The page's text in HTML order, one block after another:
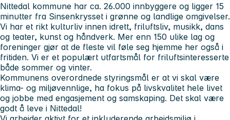
Nittedal kommune har ca. 26.000 innbyggere og ligger 15
minutter fra Sinsenkrysset i grønne og landlige omgivelser.
Vi har et rikt kulturliv innen idrett, friluftsliv, musikk, dans
og teater, kunst og håndverk. Mer enn 150 ulike lag og
foreninger gjør at de fleste vil føle seg hjemme her også i
fritiden. Vi er et populært utfartsmål for friluftsinteresserte
både sommer og vinter.
Kommunens overordnede styringsmål er at vi skal være
klima- og miljøvennlige, ha fokus på livskvalitet hele livet
og jobbe med engasjement og samskaping. Det skal være
godt å leve i Nittedal!